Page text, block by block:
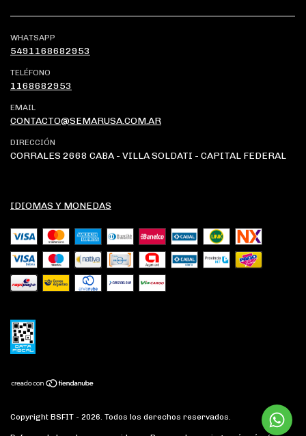
WHATSAPP
5491168682953
TELÉFONO
1168682953
EMAIL
CONTACTO@SEMARUSA.COM.AR
DIRECCIÓN
CORRALES 2668 CABA - VILLA SOLDATI - CAPITAL FEDERAL
IDIOMAS Y MONEDAS
Copyright BSFIT - 2026. Todos los derechos reservados.